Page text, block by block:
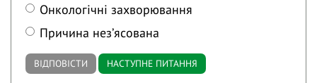
Онкологічні захворювання
Причина незʼясована
ВІДПОВІСТИ НАСТУПНЕ ПИТАННЯ